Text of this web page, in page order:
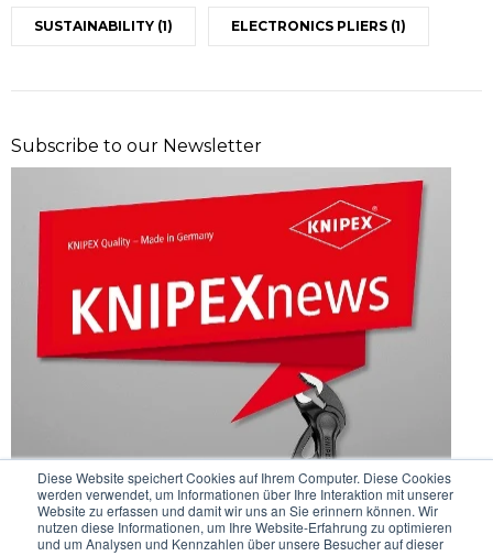
Diese Website speichert Cookies auf Ihrem Computer. Diese Cookies
werden verwendet, um Informationen über Ihre Interaktion mit unserer
Website zu erfassen und damit wir uns an Sie erinnern können. Wir
nutzen diese Informationen, um Ihre Website-Erfahrung zu optimieren
und um Analysen und Kennzahlen über unsere Besucher auf dieser
SUSTAINABILITY (1) ELECTRONICS PLIERS (1)
Subscribe to our Newsletter
our Instagram Posts